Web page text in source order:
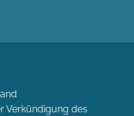
Verkündigung des